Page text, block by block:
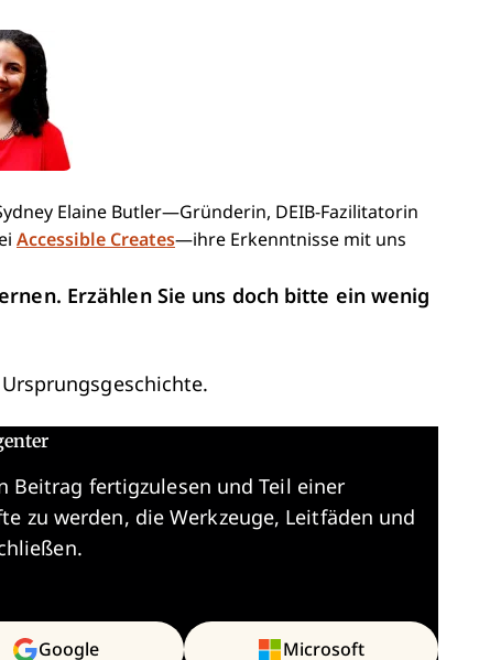
Elaine Butler—Gründerin, DEIB-Fazilitatorin
Accessible Creates—ihre Erkenntnisse mit uns
Erzählen Sie uns doch bitte ein wenig
Beitrag fertigzulesen und Teil einer
zu werden, die Werkzeuge, Leitfäden und
Google Microsoft